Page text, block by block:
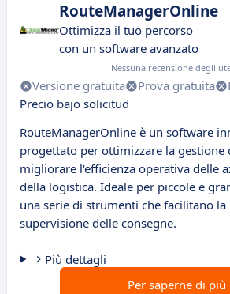
RouteManagerOnline
Ottimizza il tuo percorso
con un software avanzato
Nessuna recensione degli
Versione gratuita Prova gratuita
Precio bajo solicitud
RouteManagerOnline è un software
progettato per ottimizzare la gestione
migliorare l'efficienza operativa delle
della logistica. Ideale per piccole e
una serie di strumenti che facilitano
supervisione delle consegne.
Più dettagli
Per saperne di più